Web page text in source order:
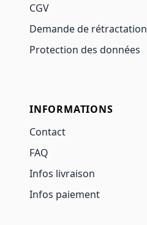
CGV
Demande de rétractation
Protection des données
INFORMATIONS
Contact
FAQ
Infos livraison
Infos paiement